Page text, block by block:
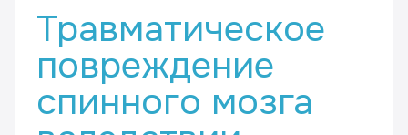
Травматическое
повреждение
спинного мозга